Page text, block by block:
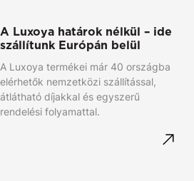
A Luxoya határok nélkül – ide
szállítunk Európán belül
A Luxoya termékei már 40 országba
elérhetők nemzetközi szállítással,
átlátható díjakkal és egyszerű
rendelési folyamattal.